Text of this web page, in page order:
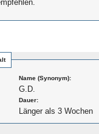
Name (Synonym):
G.D.
Dauer:
Länger als 3 Wochen